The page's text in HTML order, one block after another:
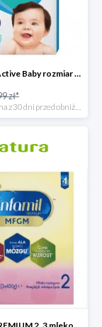
PAMPERS Active Baby rozmiar 3, 66 pieluszek, 6-10 KG
zł*
*najniższa cena z 30 dni przed obniżką